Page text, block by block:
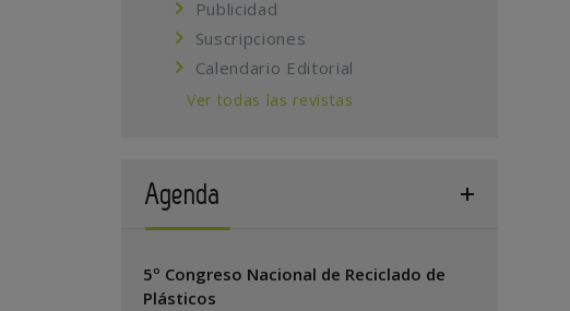
Publicidad
Suscripciones
Calendario Editorial
Ver todas las revistas
Agenda
5º Congreso Nacional de Reciclado de
Plásticos